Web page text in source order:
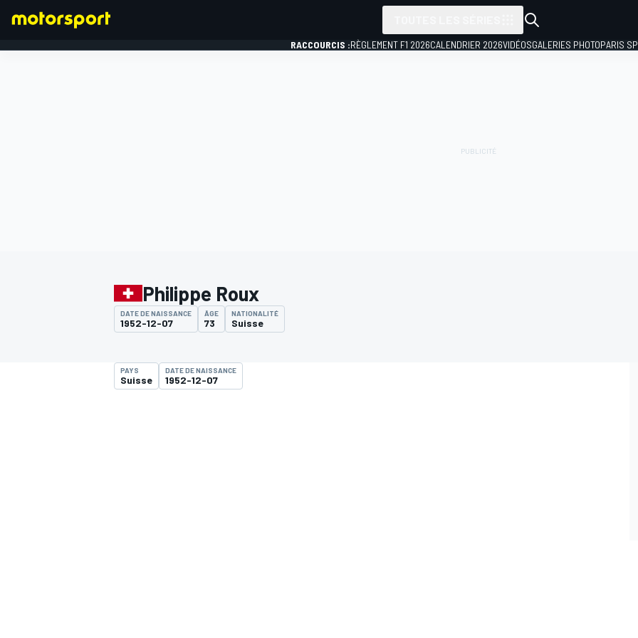
RACCOURCIS :RÈGLEMENT F1 2026CALENDRIER 2026VIDÉOSGALERIES PHOTOPARIS
Philippe Roux
DATE DE NAISSANCE
1952-12-07
ÂGE
73
NATIONALITÉ
Suisse
PAYS
Suisse
DATE DE NAISSANCE
1952-12-07